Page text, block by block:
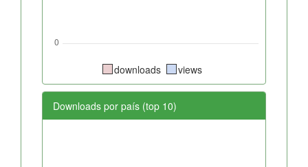
downloads views
Downloads por país (top 10)